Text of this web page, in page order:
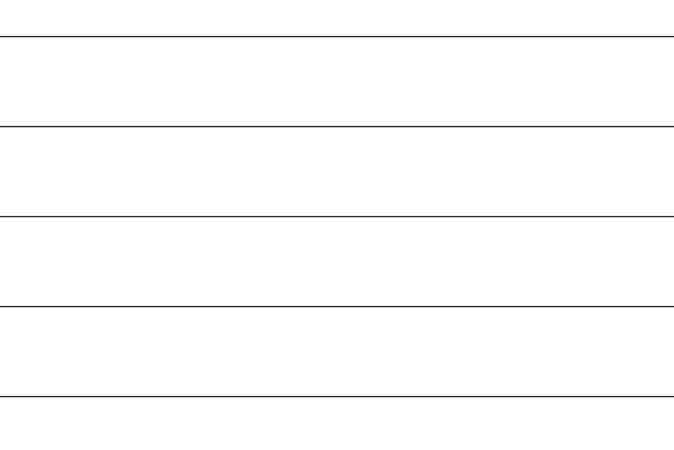
Salzburg Wien
Tartu maakond